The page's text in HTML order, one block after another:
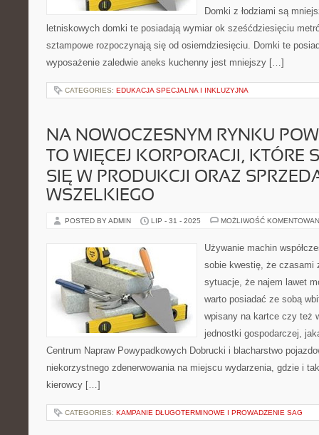
Domki z łodziami są
letniskowych domki te posiadają wymiar ok sześćdziesięciu
sztampowe rozpoczynają się od osiemdziesięciu. Domki te
wyposażenie zaledwie aneks kuchenny jest mniejszy […]
CATEGORIES: EDUKACJA SPECJALNA I INKLUZYJNA
NA NOWOCZESNYM RYNKU
TO WIĘCEJ KORPORACJI, KTÓRE
SIĘ W PRODUKCJI ORAZ
WSZELKIEGO
POSTED BY ADMIN LIP - 31 - 2025 MOŻLIWOŚĆ
Używanie machin
sobie kwestię, że czasami
sytuacje, że najem lawet
warto posiadać ze sobą
wpisany na kartce czy też
jednostki gospodarczej,
Centrum Napraw Powypadkowych Dobrucki i blacharstwo
niekorzystnego zdenerwowania na miejscu wydarzenia, gdzie i
kierowcy […]
CATEGORIES: KAMPANIE DŁUGOTERMINOWE I PROWADZENIE SAG